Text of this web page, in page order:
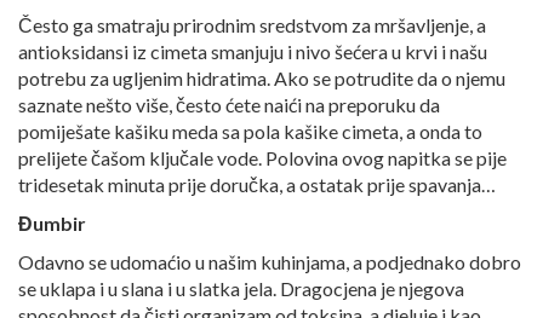
Često ga smatraju prirodnim sredstvom za mršavljenje, a
antioksidansi iz cimeta smanjuju i nivo šećera u krvi i našu
potrebu za ugljenim hidratima. Ako se potrudite da o njemu
saznate nešto više, često ćete naići na preporuku da
pomiješate kašiku meda sa pola kašike cimeta, a onda to
prelijete čašom ključale vode. Polovina ovog napitka se pije
tridesetak minuta prije doručka, a ostatak prije spavanja…
Đumbir
Odavno se udomaćio u našim kuhinjama, a podjednako dobro
se uklapa i u slana i u slatka jela. Dragocjena je njegova